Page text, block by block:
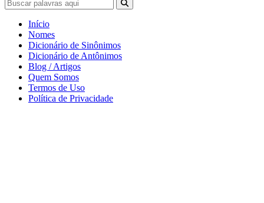
Início
Nomes
Dicionário de Sinônimos
Dicionário de Antônimos
Blog / Artigos
Quem Somos
Termos de Uso
Política de Privacidade